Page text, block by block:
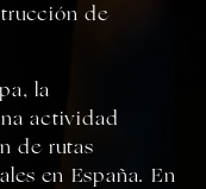
de
la
actividad
de rutas
en España. En